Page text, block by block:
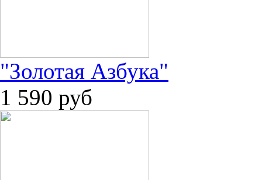
"Золотая Азбука"
1 590 руб